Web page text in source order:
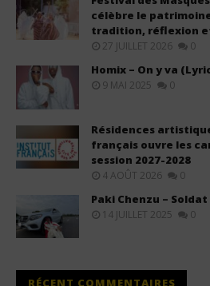
célèbre le
tradition, réflexion
27 JUILLET 2026 0
Homix – On y va
9 MAI 2025 0
Résidences
français ouvre les
session 2027-2028
4 AOÛT 2026 0
Paki Chenzu –
14 JUILLET 2025 0
RÉCENT COMMENTAIRES